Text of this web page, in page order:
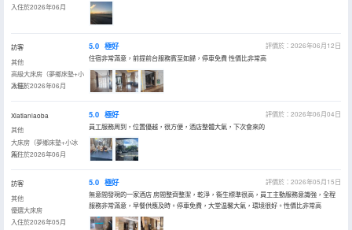
入住於2026年06月
訪客
其他
高級大床房（夢鄉床墊+小
冰箱）
入住於2026年06月
5.0 極好
評價於：2026年06月12日
住宿非常滿意，前提前台服務賓至如歸，停車免費 性價比非常高
Xiatianlaoba
其他
大床房（夢鄉床墊+小冰
箱）
入住於2026年06月
5.0 極好
評價於：2026年06月04日
員工服務周到，位置優越，很方便，酒店整體大氣，下次會來的
訪客
其他
優選大床房
入住於2026年05月
5.0 極好
評價於：2026年05月15日
無意間發現的一家酒店 房間整齊整潔，乾淨，衞生標準很高，員工主動服務意識強，全程
服務非常滿意，早餐供應及時。停車免費，大堂温馨大氣，環境很好。性價比非常高